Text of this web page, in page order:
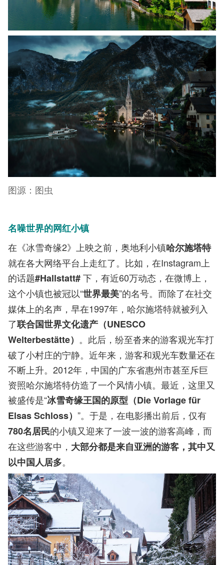
图源：图虫
名噪世界的网红小镇
在《冰雪奇缘2》上映之前，奥地利小镇哈尔施塔特
就在各大网络平台上走红了。比如，在Instagram上
的话题#Hallstatt#下，有近60万动态，在微博上，
这个小镇也被冠以“世界最美”的名号。而除了在社交
媒体上的名声，早在1997年，哈尔施塔特就被列入
了联合国世界文化遗产（UNESCO
Welterbestätte） 。此后，纷至沓来的游客观光车打
破了小村庄的宁静。近年来，游客和观光车数量还在
不断上升。2012年，中国的广东省惠州市甚至斥巨
资照哈尔施塔特仿造了一个风情小镇。最近，这里又
被盛传是“冰雪奇缘王国的原型（Die Vorlage für
Elsas Schloss） ”。于是，在电影播出前后，仅有
780名居民的小镇又迎来了一波一波的游客高峰，而
在这些游客中， 大部分都是来自亚洲的游客，其中又
以中国人居多。